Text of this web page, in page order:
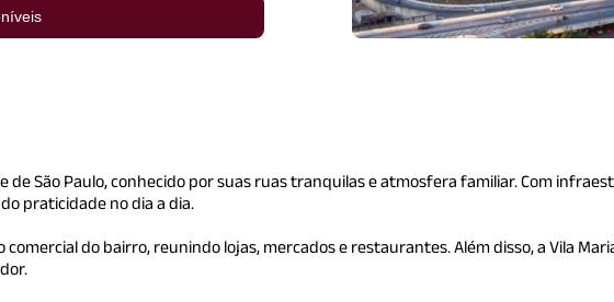
de São Paulo, conhecido por suas ruas tranquilas e atmosfera familiar. Com
praticidade no dia a dia.
comercial do bairro, reunindo lojas, mercados e restaurantes. Além disso, a Vila